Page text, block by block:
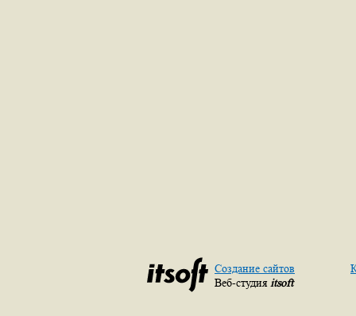
Создание сайтов
Веб-студия itsoft